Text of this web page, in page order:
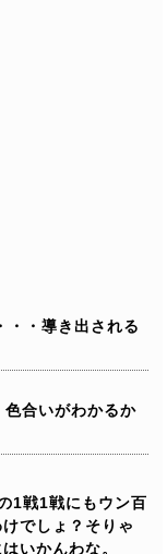
・・導き出される
色合いがわかるか
1戦1戦にもウン百
でしょ？そりゃ
いかんわな。